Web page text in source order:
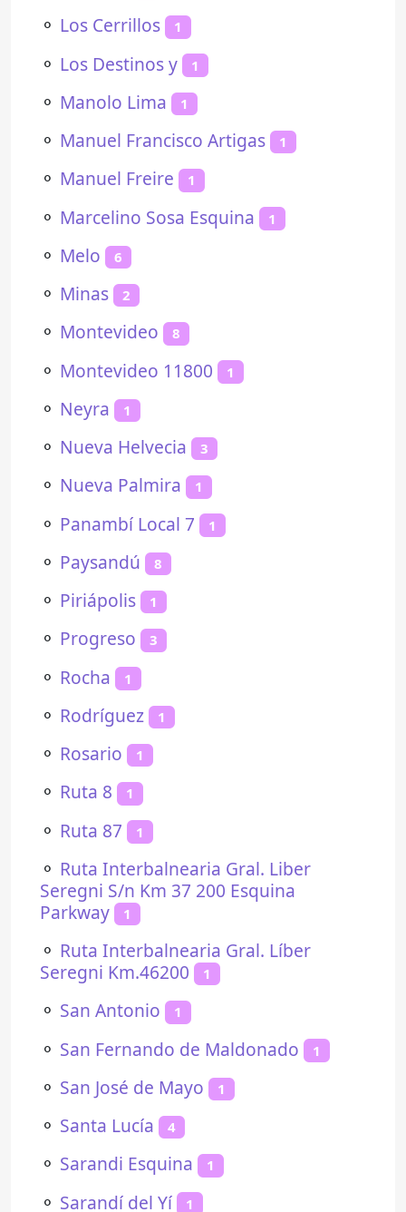
⚬ Los Cerrillos 1
⚬ Los Destinos y 1
⚬ Manolo Lima 1
⚬ Manuel Francisco Artigas 1
⚬ Manuel Freire 1
⚬ Marcelino Sosa Esquina 1
⚬ Melo 6
⚬ Minas 2
⚬ Montevideo 8
⚬ Montevideo 11800 1
⚬ Neyra 1
⚬ Nueva Helvecia 3
⚬ Nueva Palmira 1
⚬ Panambí Local 7 1
⚬ Paysandú 8
⚬ Piriápolis 1
⚬ Progreso 3
⚬ Rocha 1
⚬ Rodríguez 1
⚬ Rosario 1
⚬ Ruta 8 1
⚬ Ruta 87 1
⚬ Ruta Interbalnearia Gral. Liber
Seregni S/n Km 37 200 Esquina
Parkway
1
⚬ Ruta Interbalnearia Gral. Líber
Seregni Km.46200
1
⚬ San Antonio 1
⚬ San Fernando de Maldonado 1
⚬ San José de Mayo 1
⚬ Santa Lucía 4
⚬ Sarandi Esquina 1
⚬ Sarandí del Yí 1